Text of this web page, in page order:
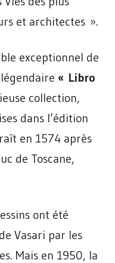
et architectes ».
exceptionnel de
« Libro
collection,
dans l’édition
en 1574 après
de Toscane,
ont été
Vasari par les
Mais en 1950, la